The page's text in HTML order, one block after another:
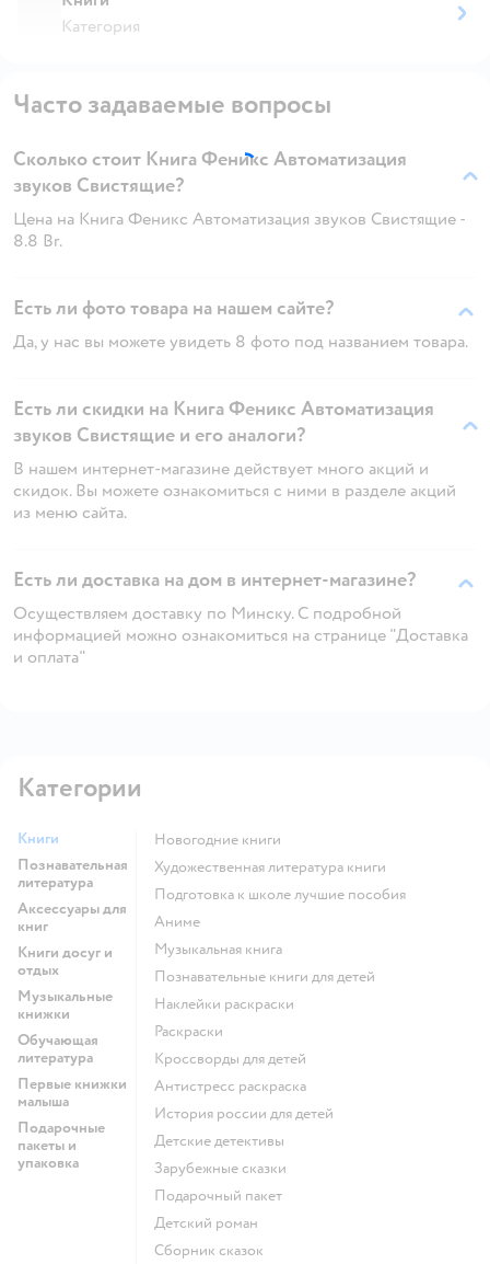
Категория
Часто задаваемые вопросы
Сколько стоит Книга Феникс Автоматизация
звуков Свистящие?
Цена на Книга Феникс Автоматизация звуков Свистящие -
8.8 Br.
Есть ли фото товара на нашем сайте?
Да, у нас вы можете увидеть 8 фото под названием товара.
Есть ли скидки на Книга Феникс Автоматизация
звуков Свистящие и его аналоги?
В нашем интернет-магазине действует много акций и
скидок. Вы можете ознакомиться с ними в разделе акций
из меню сайта.
Есть ли доставка на дом в интернет-магазине?
Осуществляем доставку по Минску. С подробной
информацией можно ознакомиться на странице "Доставка
и оплата"
Категории
Книги
Познавательная
литература
Аксессуары для
книг
Книги досуг и
отдых
Музыкальные
книжки
Обучающая
литература
Первые книжки
малыша
Подарочные
пакеты и
упаковка
новогодние книги
художественная литература книги
подготовка к школе лучшие пособия
Аниме
музыкальная книга
познавательные книги для детей
наклейки раскраски
раскраски
кроссворды для детей
антистресс раскраска
история россии для детей
детские детективы
зарубежные сказки
подарочный пакет
детский роман
сборник сказок